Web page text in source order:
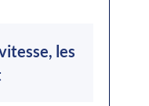
les